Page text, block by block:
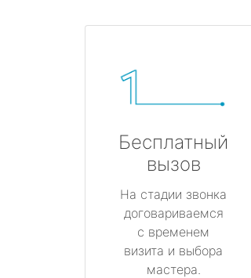
Бесплатный
вызов
На стадии звонка
договариваемся
с временем
визита и выбора
мастера.